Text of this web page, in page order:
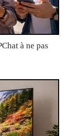
à ne pas